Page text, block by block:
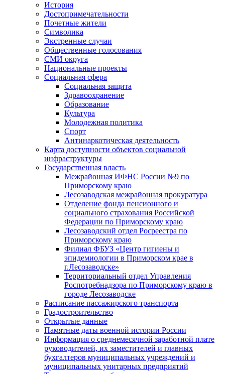
История
Достопримечательности
Почетные жители
Символика
Экстренные случаи
Общественные голосования
СМИ округа
Национальные проекты
Социальная сфера
Социальная защита
Здравоохранение
Образование
Культура
Молодежная политика
Спорт
Антинаркотическая деятельность
Карта доступности объектов социальной
инфраструктуры
Государственная власть
Межрайонная ИФНС России №9 по
Приморскому краю
Лесозаводская межрайонная прокуратура
Отделение фонда пенсионного и
социального страхования Российской
Федерации по Приморскому краю
Лесозаводский отдел Росреестра по
Приморскому краю
Филиал ФБУЗ «Центр гигиены и
эпидемиологии в Приморском крае в
г.Лесозаводске»
Территориальный отдел Управления
Роспотребнадзора по Приморскому краю в
городе Лесозаводске
Расписание пассажирского транспорта
Градостроительство
Открытые данные
Памятные даты военной истории России
Информация о среднемесячной заработной плате
руководителей, их заместителей и главных
бухгалтеров муниципальных учреждений и
муниципальных унитарных предприятий